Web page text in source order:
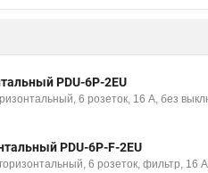
PDU-6P-2EU
6 розеток, 16 A, без
PDU-6P-F-2EU
6 розеток, фильтр, 16